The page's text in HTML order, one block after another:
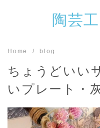
陶芸
Home blog
ちょうどいい
いプレート・